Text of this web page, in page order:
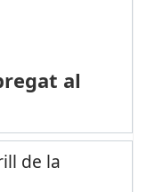
al